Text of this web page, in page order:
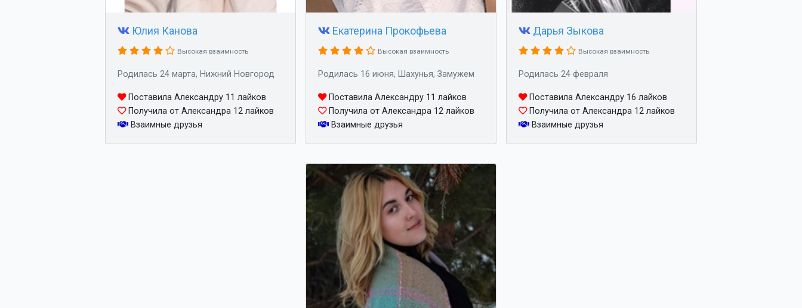
Юлия Канова
Высокая взаимность
Родилась 24 марта, Нижний Новгород
Поставила Александру 11 лайков
Получила от Александра 12 лайков
Взаимные друзья
Екатерина Прокофьева
Высокая взаимность
Родилась 16 июня, Шахунья, Замужем
Поставила Александру 11 лайков
Получила от Александра 12 лайков
Взаимные друзья
Дарья Зыкова
Высокая взаимность
Родилась 24 февраля
Поставила Александру 16 лайков
Получила от Александра 12 лайков
Взаимные друзья